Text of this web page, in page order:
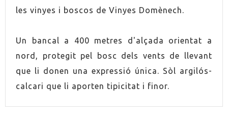
CONTÉ SULFITS Sí
ELABORACIÓ Vegà
SERVEI 16.0ºC
les vinyes i boscos de Vinyes Domènech.
Un bancal a 400 metres d'alçada orientat a
nord, protegit pel bosc dels vents de llevant
que li donen una expressió única. Sòl argilós-
calcari que li aporten tipicitat i finor.